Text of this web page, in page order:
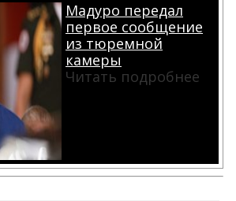
Мадуро передал
первое сообщение
из тюремной
камеры
Читать подробнее